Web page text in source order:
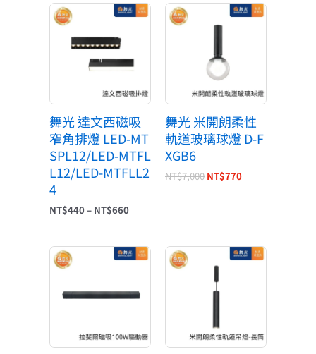
舞光 達文西磁吸
窄角排燈 LED-MT
SPL12/LED-MTFL
L12/LED-MTFLL2
4
NT$440– NT$660
價
格
NT$440
到
舞光 米開朗柔性
軌道玻璃球燈 D-F
XGB6
NT$7,000
原
NT$7,000。
NT$770
目
前
原
NT$14,000。
目
前
NT$1,540。
原
始
格：
目
前